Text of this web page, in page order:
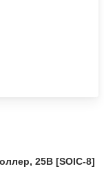
25В [SOIC-8]